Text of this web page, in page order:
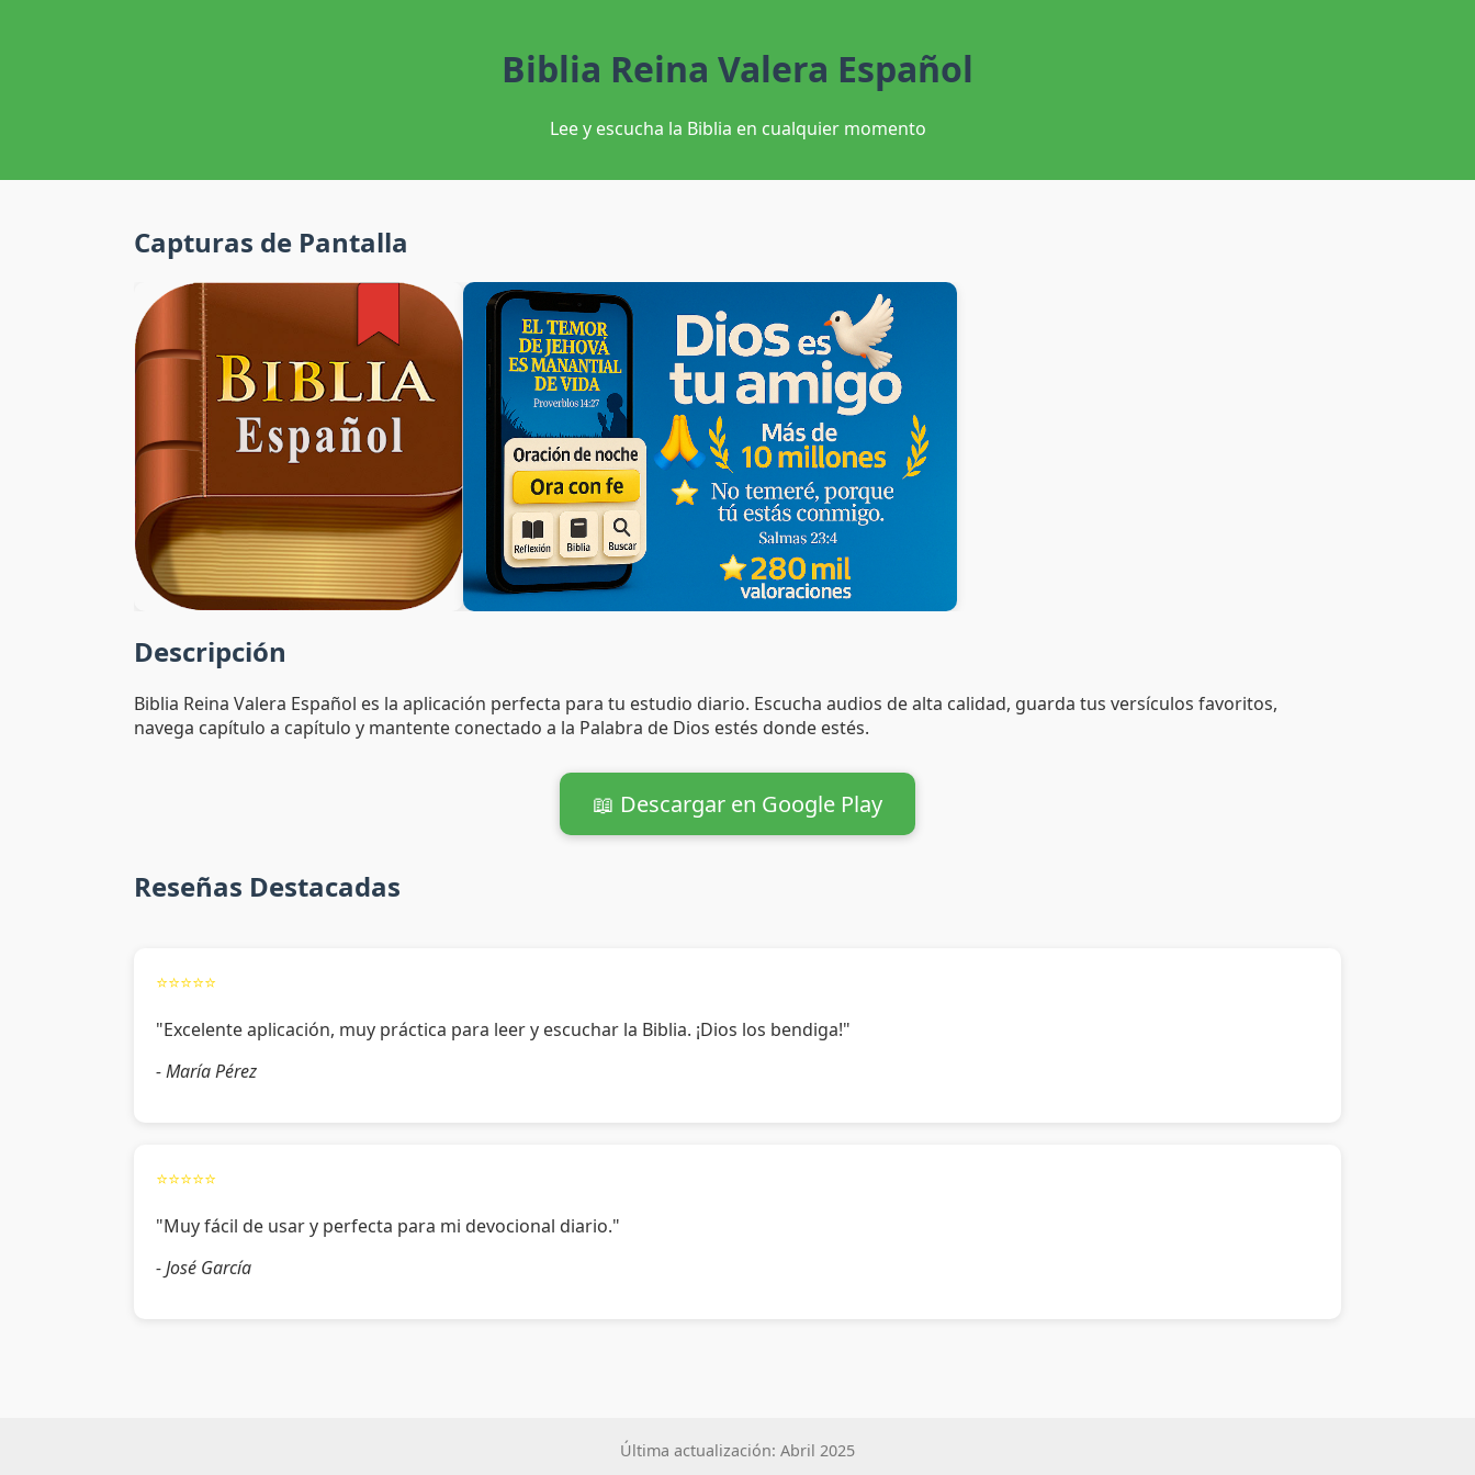
Biblia Reina Valera Español
Lee y escucha la Biblia en cualquier momento
Capturas de Pantalla
Descripción
Biblia Reina Valera Español es la aplicación perfecta para tu estudio diario. Escucha audios de alta calidad, guarda tus versículos favoritos,
navega capítulo a capítulo y mantente conectado a la Palabra de Dios estés donde estés.
📖 Descargar en Google Play
Reseñas Destacadas
⭐⭐⭐⭐⭐
"Excelente aplicación, muy práctica para leer y escuchar la Biblia. ¡Dios los bendiga!"
- María Pérez
⭐⭐⭐⭐⭐
"Muy fácil de usar y perfecta para mi devocional diario."
- José García
Última actualización: Abril 2025